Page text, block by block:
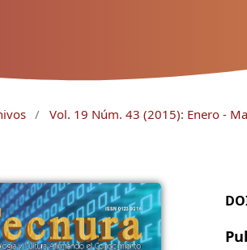
/ Vol. 19 Núm. 43 (2015): Enero -